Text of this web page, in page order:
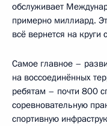
обслуживает
примерно миллиард.
всё вернется на круги
Самое главное –
на воссоединённых
ребятам – почти 800
соревновательную
спортивную